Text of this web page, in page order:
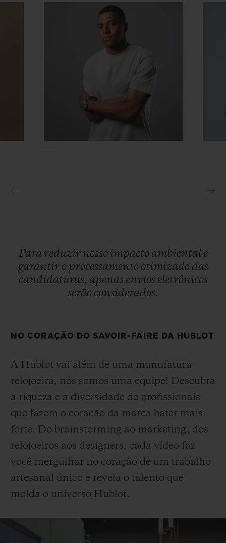
Para reduzir nosso impacto ambiental e
garantir o processamento otimizado das
candidaturas, apenas envios eletrônicos
serão considerados.
NO CORAÇÃO DO SAVOIR-FAIRE DA HUBLOT
A Hublot vai além de uma manufatura
relojoeira, nós somos uma equipe! Descubra
a riqueza e a diversidade de profissionais
que fazem o coração da marca bater mais
forte. Do brainstorming ao marketing, dos
relojoeiros aos designers, cada vídeo faz
você mergulhar no coração de um trabalho
artesanal único e revela o talento que
molda o universo Hublot.